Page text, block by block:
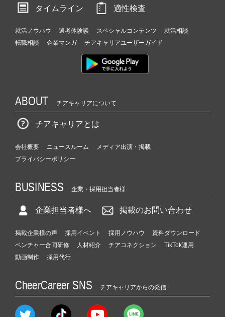
タイムライン
適性検査
就活ノウハウ 選考体験談 スペシャルコンテンツ
就活相談
転職相談
企業マンガ チアキャリアユーザーガイド
ABOUT チアキャリアについて
チアキャリアとは
会社概要 ニュースルーム
メディア出演・掲載
プライバシーポリシー
BUSINESS 企業・採用担当者様
企業担当者様へ 掲載のお問い合わせ
掲載企業様の声 採用イベント 採用ノウハウ
資料ダウンロード
ベンチャー合同研修
人材紹介 チアコネクション
TikTok運用
動画制作
採用代行
CheerCareer SNS チアキャリアからの発信